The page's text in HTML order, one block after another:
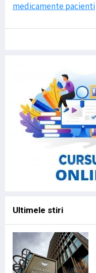
medicamente pacienti
Ultimele stiri